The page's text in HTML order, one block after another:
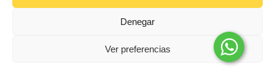
Denegar
Ver preferencias
© 2025 Adereso AI. Todos los derechos reservados